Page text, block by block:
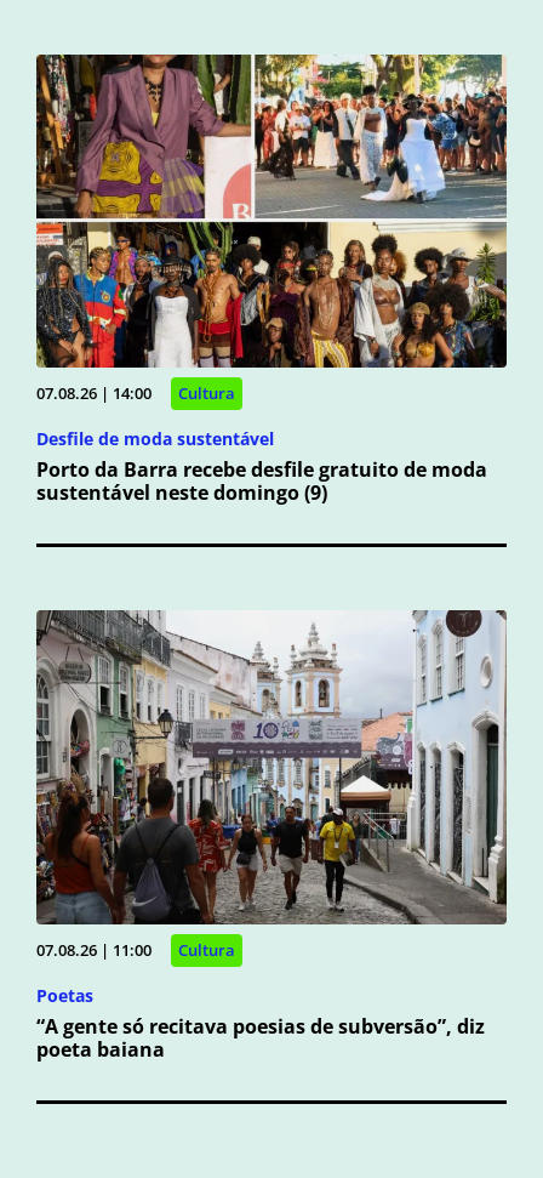
07.08.26 | 14:00 Cultura
Desfile de moda sustentável
Porto da Barra recebe desfile gratuito de moda
sustentável neste domingo (9)
07.08.26 | 11:00 Cultura
Poetas
“A gente só recitava poesias de subversão”, diz
poeta baiana